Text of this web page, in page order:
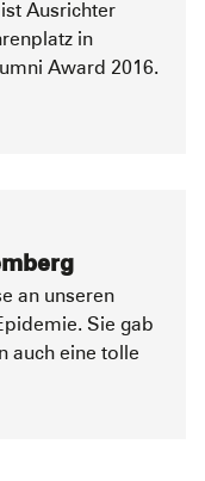
Ausrichter
in
Award 2016.
an unseren
Sie gab
auch eine tolle